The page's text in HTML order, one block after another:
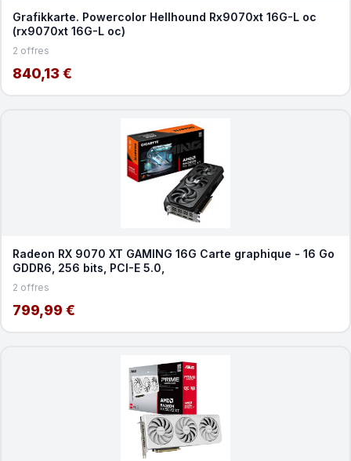
Grafikkarte. Powercolor Hellhound Rx9070xt 16G-L oc
(rx9070xt 16G-L oc)
2 offres
840,13 €
Radeon RX 9070 XT GAMING 16G Carte graphique - 16 Go
GDDR6, 256 bits, PCI-E 5.0,
2 offres
799,99 €